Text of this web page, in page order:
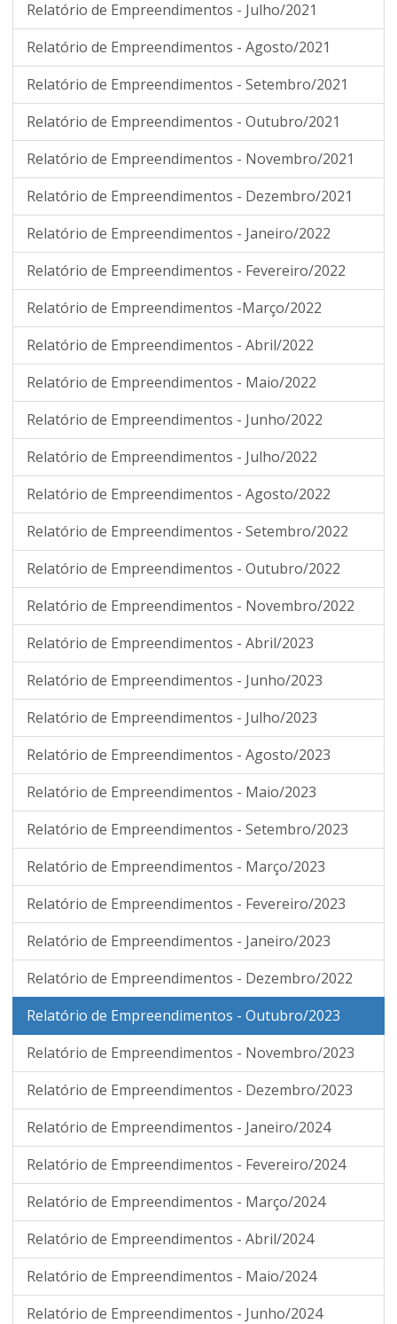
Relatório de Empreendimentos - Julho/2021
Relatório de Empreendimentos - Agosto/2021
Relatório de Empreendimentos - Setembro/2021
Relatório de Empreendimentos - Outubro/2021
Relatório de Empreendimentos - Novembro/2021
Relatório de Empreendimentos - Dezembro/2021
Relatório de Empreendimentos - Janeiro/2022
Relatório de Empreendimentos - Fevereiro/2022
Relatório de Empreendimentos -Março/2022
Relatório de Empreendimentos - Abril/2022
Relatório de Empreendimentos - Maio/2022
Relatório de Empreendimentos - Junho/2022
Relatório de Empreendimentos - Julho/2022
Relatório de Empreendimentos - Agosto/2022
Relatório de Empreendimentos - Setembro/2022
Relatório de Empreendimentos - Outubro/2022
Relatório de Empreendimentos - Novembro/2022
Relatório de Empreendimentos - Abril/2023
Relatório de Empreendimentos - Junho/2023
Relatório de Empreendimentos - Julho/2023
Relatório de Empreendimentos - Agosto/2023
Relatório de Empreendimentos - Maio/2023
Relatório de Empreendimentos - Setembro/2023
Relatório de Empreendimentos - Março/2023
Relatório de Empreendimentos - Fevereiro/2023
Relatório de Empreendimentos - Janeiro/2023
Relatório de Empreendimentos - Dezembro/2022
Relatório de Empreendimentos - Outubro/2023
Relatório de Empreendimentos - Novembro/2023
Relatório de Empreendimentos - Dezembro/2023
Relatório de Empreendimentos - Janeiro/2024
Relatório de Empreendimentos - Fevereiro/2024
Relatório de Empreendimentos - Março/2024
Relatório de Empreendimentos - Abril/2024
Relatório de Empreendimentos - Maio/2024
Relatório de Empreendimentos - Junho/2024